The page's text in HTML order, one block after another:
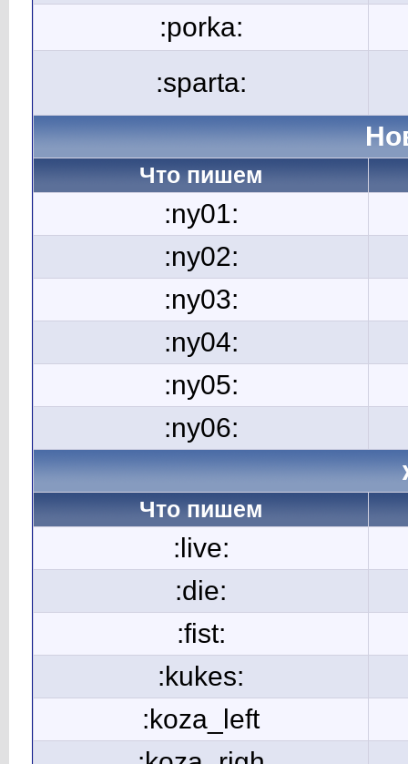
:porka:
:sparta:
Что пишем
:ny01:
:ny02:
:ny03:
:ny04:
:ny05:
:ny06:
Что пишем
:live:
:die:
:fist:
:kukes:
:koza_left